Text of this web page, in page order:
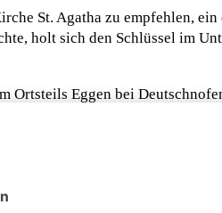
St. Agatha zu empfehlen,
holt sich den Schlüssel im
Ortsteils Eggen bei
mit dem Kloster und der
Weißhorn zu Füßen Südtirols